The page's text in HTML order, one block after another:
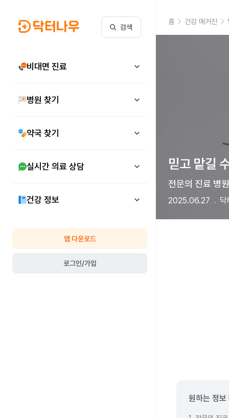
검색
비대면 진료
병원 찾기
약국 찾기
실시간 의료 상담
건강 정보
앱 다운로드
로그인/가입
홈 건강 매거진
믿고 맡길
전문의 진료 병
2025.06.27
원하는 정보